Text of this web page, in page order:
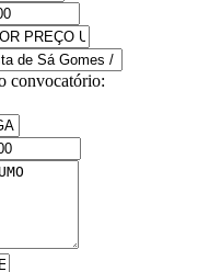
convocatório: